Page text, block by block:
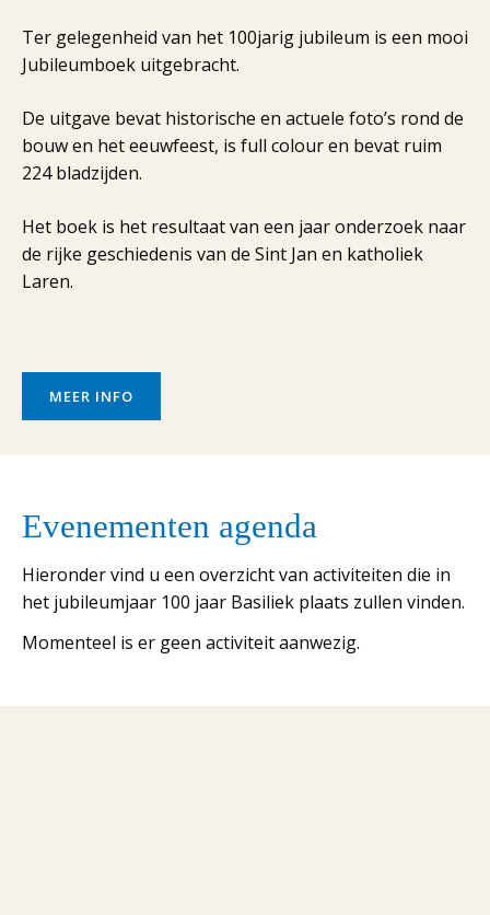
Ter gelegenheid van het 100jarig jubileum is een mooi
Jubileumboek uitgebracht.
De uitgave bevat historische en actuele foto’s rond de
bouw en het eeuwfeest, is full colour en bevat ruim
224 bladzijden.
Het boek is het resultaat van een jaar onderzoek naar
de rijke geschiedenis van de Sint Jan en katholiek
Laren.
MEER INFO
Evenementen agenda
Hieronder vind u een overzicht van activiteiten die in
het jubileumjaar 100 jaar Basiliek plaats zullen vinden.
Momenteel is er geen activiteit aanwezig.